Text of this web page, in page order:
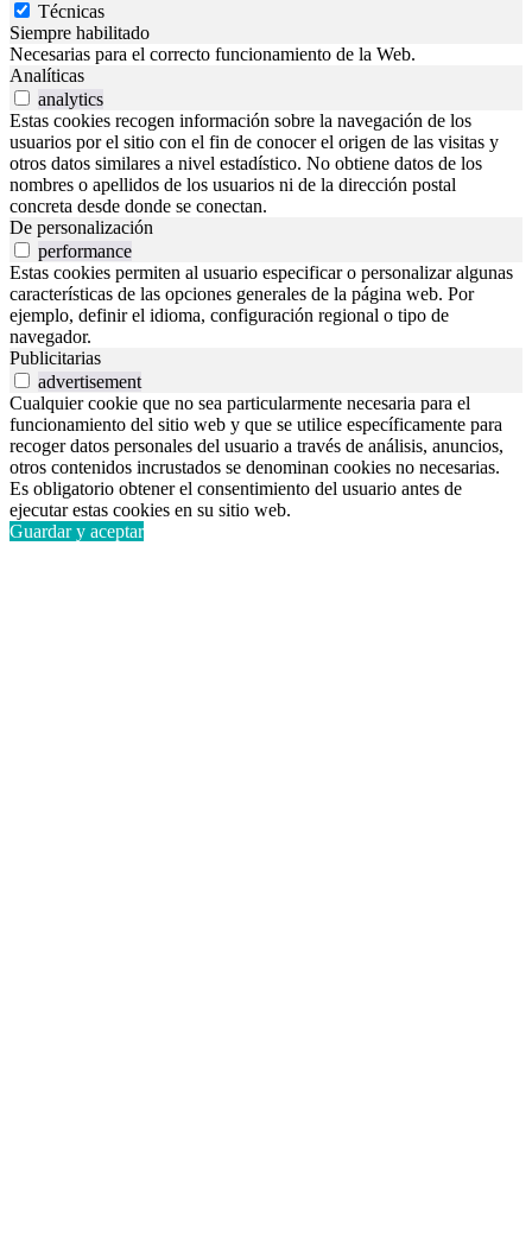
Técnicas
Siempre habilitado
Necesarias para el correcto funcionamiento de la Web.
Analíticas
analytics
Estas cookies recogen información sobre la navegación de los
usuarios por el sitio con el fin de conocer el origen de las visitas y
otros datos similares a nivel estadístico. No obtiene datos de los
nombres o apellidos de los usuarios ni de la dirección postal
concreta desde donde se conectan.
De personalización
performance
Estas cookies permiten al usuario especificar o personalizar algunas
características de las opciones generales de la página web. Por
ejemplo, definir el idioma, configuración regional o tipo de
navegador.
Publicitarias
advertisement
Cualquier cookie que no sea particularmente necesaria para el
funcionamiento del sitio web y que se utilice específicamente para
recoger datos personales del usuario a través de análisis, anuncios,
otros contenidos incrustados se denominan cookies no necesarias.
Es obligatorio obtener el consentimiento del usuario antes de
ejecutar estas cookies en su sitio web.
Guardar y aceptar